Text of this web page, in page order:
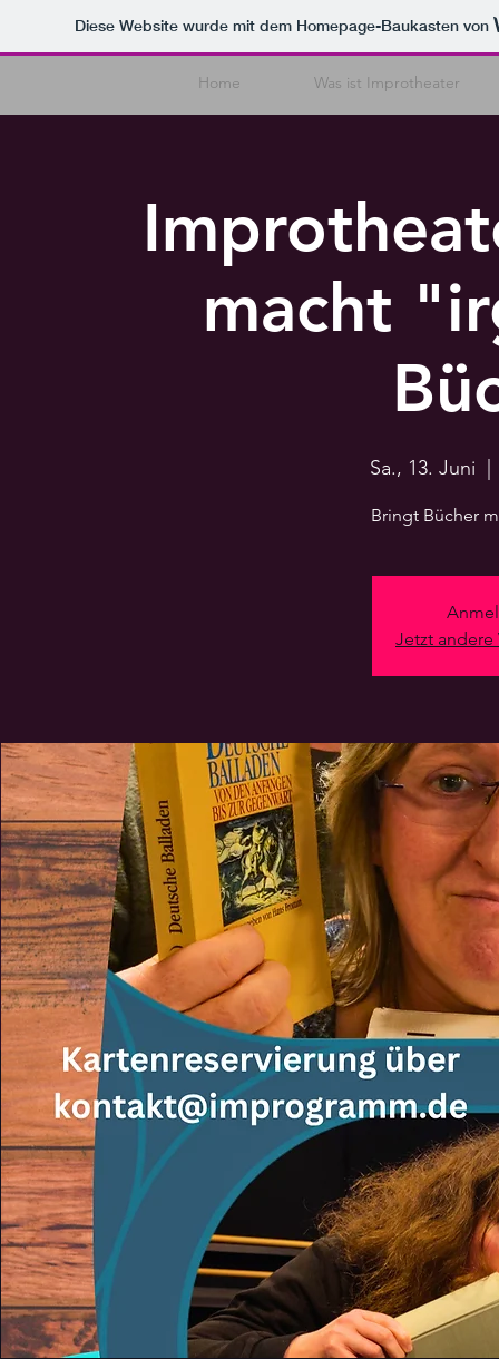
Diese Website wurde mit dem Homepage-Baukasten von
macht
Sa., 13. Juni
Bringt Bücher
Jetzt andere
Home Was ist Improtheater